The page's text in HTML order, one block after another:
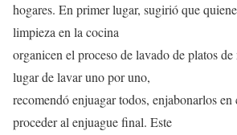
hogares. En primer lugar, sugirió que
limpieza en la cocina
organicen el proceso de lavado de platos
lugar de lavar uno por uno,
recomendó enjuagar todos, enjabonarlos
proceder al enjuague final. Este